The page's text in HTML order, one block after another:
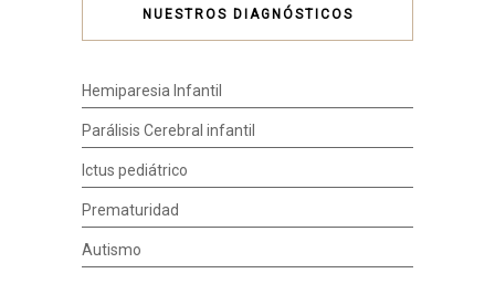
NUESTROS DIAGNÓSTICOS
Hemiparesia Infantil
Parálisis Cerebral infantil
Ictus pediátrico
Prematuridad
Autismo